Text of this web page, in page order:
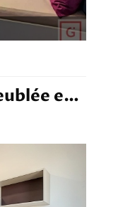
Belval - Chambre meublée en colocation - 800,00€